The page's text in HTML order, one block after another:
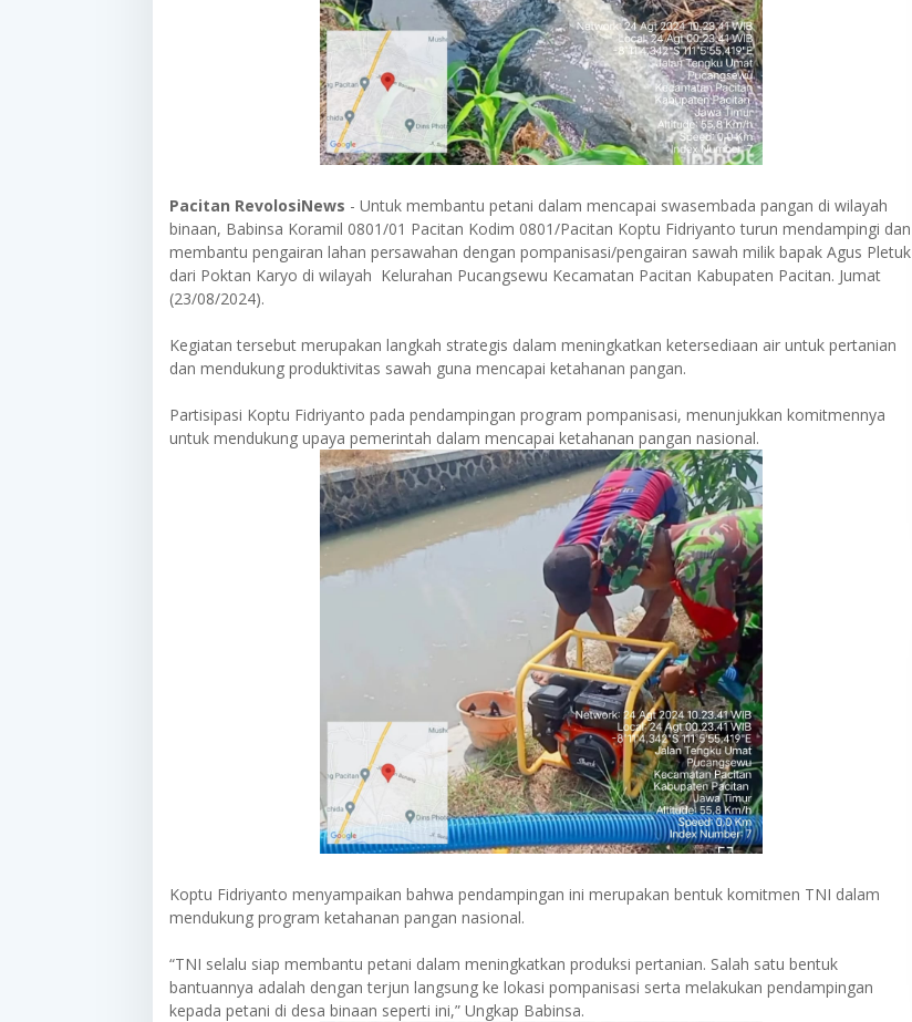
Pacitan RevolosiNews - Untuk membantu petani dalam mencapai swasembada pangan di wilayah
binaan, Babinsa Koramil 0801/01 Pacitan Kodim 0801/Pacitan Koptu Fidriyanto turun mendampingi dan
membantu pengairan lahan persawahan dengan pompanisasi/pengairan sawah milik bapak Agus Pletuk
dari Poktan Karyo di wilayah Kelurahan Pucangsewu Kecamatan Pacitan Kabupaten Pacitan. Jumat
(23/08/2024).
Kegiatan tersebut merupakan langkah strategis dalam meningkatkan ketersediaan air untuk pertanian
dan mendukung produktivitas sawah guna mencapai ketahanan pangan.
Partisipasi Koptu Fidriyanto pada pendampingan program pompanisasi, menunjukkan komitmennya
untuk mendukung upaya pemerintah dalam mencapai ketahanan pangan nasional.
Koptu Fidriyanto menyampaikan bahwa pendampingan ini merupakan bentuk komitmen TNI dalam
mendukung program ketahanan pangan nasional.
“TNI selalu siap membantu petani dalam meningkatkan produksi pertanian. Salah satu bentuk
bantuannya adalah dengan terjun langsung ke lokasi pompanisasi serta melakukan pendampingan
kepada petani di desa binaan seperti ini,” Ungkap Babinsa.